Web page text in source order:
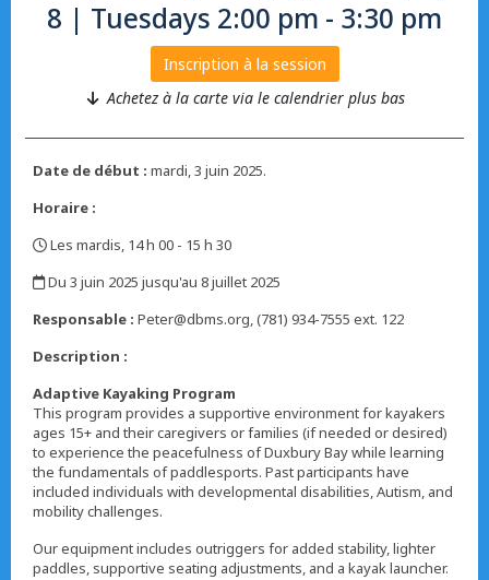
8 | Tuesdays 2:00 pm - 3:30 pm
Inscription à la session
Achetez à la carte via le calendrier plus bas
Date de début : mardi, 3 juin 2025.
Horaire :
Les mardis, 14 h 00 - 15 h 30
Du 3 juin 2025 jusqu'au 8 juillet 2025
Responsable : Peter@dbms.org, (781) 934-7555 ext. 122
Description :
Adaptive Kayaking Program
This program provides a supportive environment for kayakers
ages 15+ and their caregivers or families (if needed or desired)
to experience the peacefulness of Duxbury Bay while learning
the fundamentals of paddlesports. Past participants have
included individuals with developmental disabilities, Autism, and
mobility challenges.
Our equipment includes outriggers for added stability, lighter
paddles, supportive seating adjustments, and a kayak launcher.